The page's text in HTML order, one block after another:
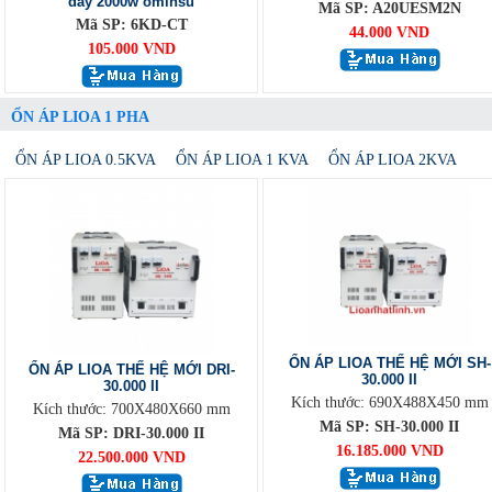
Mã SP: 6KD-CT
105.000 VND
Mã SP: A20UESM2N
44.000 VND
ỔN ÁP LIOA 1 PHA
ỔN ÁP LIOA 0.5KVA ỔN ÁP LIOA 1 KVA ỔN ÁP LIOA 2KVA
ỔN ÁP LIOA THẾ HỆ MỚI DRI-
30.000 II
Kích thước: 700X480X660 mm
Mã SP: DRI-30.000 II
22.500.000 VND
ỔN ÁP LIOA THẾ HỆ MỚI SH-
30.000 II
Kích thước: 690X488X450 mm
Mã SP: SH-30.000 II
16.185.000 VND